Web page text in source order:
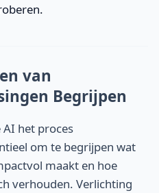
van
Begrijpen
het proces
om te begrijpen wat
maakt en hoe
verhouden. Verlichting